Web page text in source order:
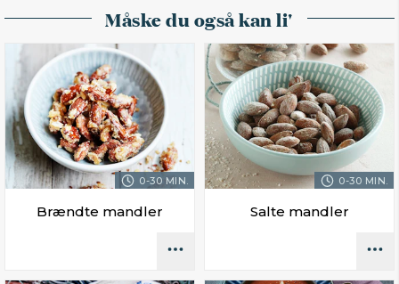
Måske du også kan li'
0-30 MIN.
Brændte mandler
0-30 MIN.
Salte mandler